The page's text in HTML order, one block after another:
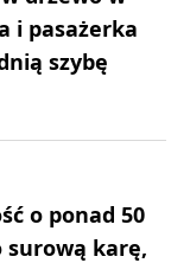
i pasażerka
szybę
o ponad 50
surową karę,